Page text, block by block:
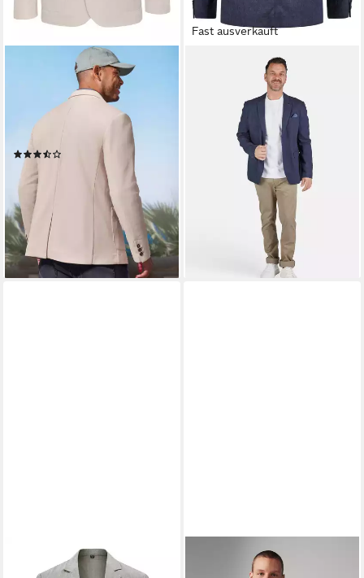
Sakko aus elastischer Jersey
Pikee-Qualität lässiges
Stretchsakko mit dezentem
Muster
ab 79,99 € 89,99 €
-11%
lieferbar - in 1-2 Werktagen bei dir
Fast ausverkauft
Sakko Sakko Leinen
Herringbone
UVP 159,99 €
lieferbar - in 2-3 Werktagen bei dir